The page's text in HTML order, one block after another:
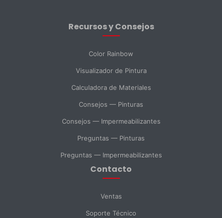
SELECCIONAR DEPARTAMENTO
Soporte Técnico Compras
Consulta General
Enviar Mensaje
Recursos y Consejos
Color Rainbow
Visualizador de Pintura
Calculadora de Materiales
Consejos — Pinturas
Consejos — Impermeabilizantes
Preguntas — Pinturas
Preguntas — Impermeabilizantes
Contacto
Ventas
Soporte Técnico